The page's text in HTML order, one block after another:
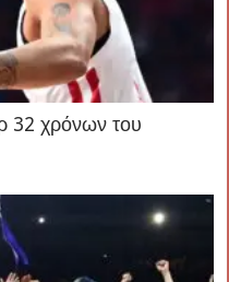
32 χρόνων του